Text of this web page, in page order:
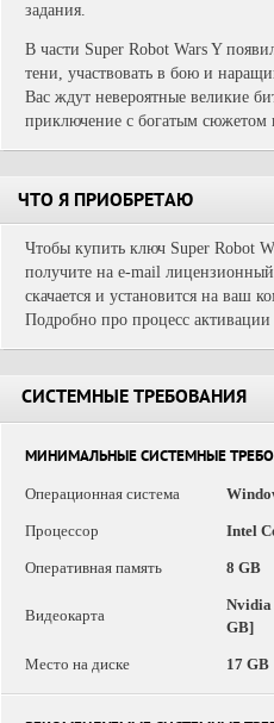
задания.
В части Super Robot Wars Y
тени, участвовать в бою и
Вас ждут невероятные великие
приключение с богатым сюжетом
ЧТО Я ПРИОБРЕТАЮ
Чтобы купить ключ Super Robot
получите на e-mail
скачается и установится на ваш
Подробно про процесс
СИСТЕМНЫЕ ТРЕБОВАНИЯ
МИНИМАЛЬНЫЕ СИСТЕМНЫЕ
Операционная система
Процессор Intel
Оперативная память 8 GB
Видеокарта
Nvidia
GB]
Место на диске 17 GB